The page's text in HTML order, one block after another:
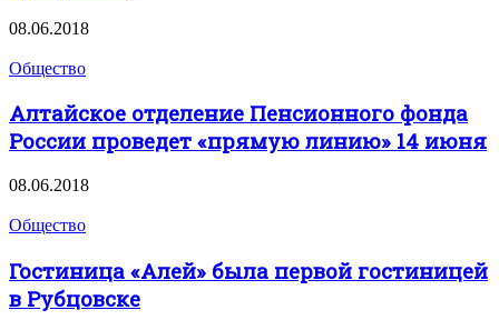
08.06.2018
Общество
Алтайское отделение Пенсионного фонда
России проведет «прямую линию» 14 июня
08.06.2018
Общество
Гостиница «Алей» была первой гостиницей
в Рубцовске